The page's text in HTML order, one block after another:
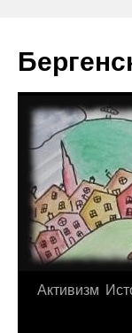
содержимому
Активизм